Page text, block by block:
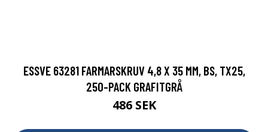
ESSVE 63281 FARMARSKRUV 4,8 X 35 MM, BS, TX25,
250-PACK GRAFITGRÅ
486 SEK